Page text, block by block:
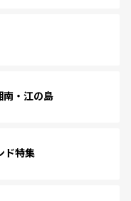
南・江の島
ド特集